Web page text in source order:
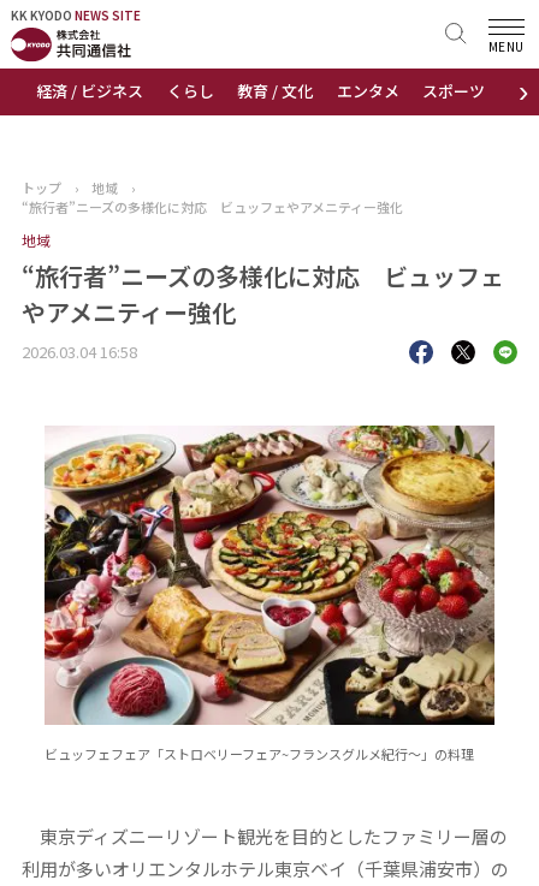
KK KYODO NEWS SITE
›
経済 / ビジネス くらし 教育 / 文化 エンタメ スポーツ 地域
MENU
KK KYODONEWS SITE
トップページ
ニュース
おすすめコンテンツ
出版物
トップ › 地域
›
“旅行者”ニーズの多様化に対応 ビュッフェやアメニティー強化
地域
“旅行者”ニーズの多様化に対応 ビュッフェ
やアメニティー強化
2026.03.04 16:58
ビュッフェフェア「ストロベリーフェア~フランスグルメ紀行～」の料理
東京ディズニーリゾート観光を目的としたファミリー層の
利用が多いオリエンタルホテル東京ベイ（千葉県浦安市）の